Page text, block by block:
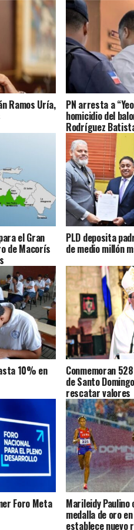
Ramos Uría, PN arresta a
homicidio del
Rodríguez
el Gran
de Macorís
PLD deposita
de medio millón
10% en Conmemoran
de Santo
rescatar valores
Foro Meta Marileidy
medalla de oro
establece nuevo